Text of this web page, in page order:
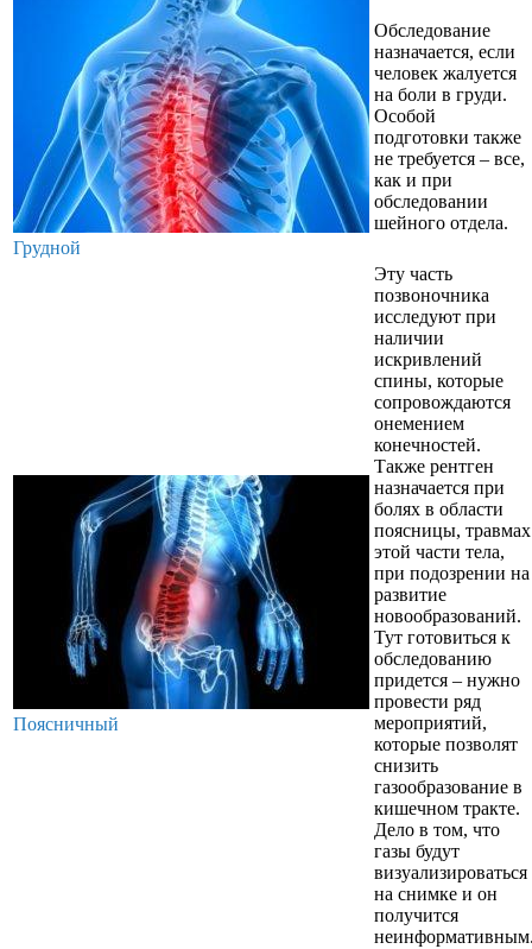
Грудной
Обследование
назначается, если
человек жалуется
на боли в груди.
Особой
подготовки также
не требуется – все,
как и при
обследовании
шейного отдела.
Поясничный
Эту часть
позвоночника
исследуют при
наличии
искривлений
спины, которые
сопровождаются
онемением
конечностей.
Также рентген
назначается при
болях в области
поясницы, травмах
этой части тела,
при подозрении на
развитие
новообразований.
Тут готовиться к
обследованию
придется – нужно
провести ряд
мероприятий,
которые позволят
снизить
газообразование в
кишечном тракте.
Дело в том, что
газы будут
визуализироваться
на снимке и он
получится